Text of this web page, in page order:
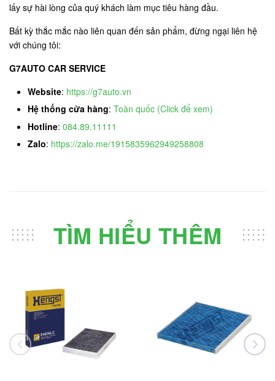
lấy sự hài lòng của quý khách làm mục tiêu hàng đầu.
Bất kỳ thắc mắc nào liên quan đến sản phẩm, đừng ngại liên hệ
với chúng tôi:
G7AUTO CAR SERVICE
Website: https://g7auto.vn
Hệ thống cửa hàng: Toàn quốc (Click để xem)
Hotline: 084.89.11111
Zalo: https://zalo.me/1915835962949258808
TÌM HIỂU THÊM